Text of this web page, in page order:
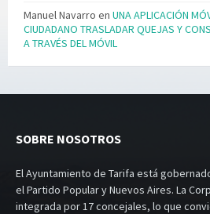
Manuel Navarro en UNA APLICACIÓN
CIUDADANO TRASLADAR QUEJAS Y
A TRAVÉS DEL MÓVIL
SOBRE NOSOTROS
El Ayuntamiento de Tarifa está
el Partido Popular y Nuevos Aires. La
integrada por 17 concejales, lo que